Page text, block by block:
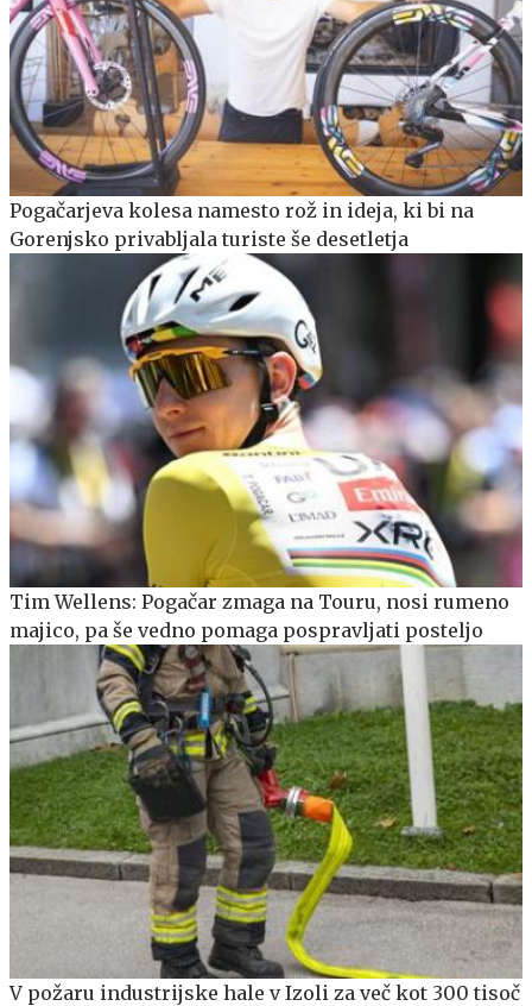
Pogačarjeva kolesa namesto rož in ideja, ki bi na
Gorenjsko privabljala turiste še desetletja
Tim Wellens: Pogačar zmaga na Touru, nosi rumeno
majico, pa še vedno pomaga pospravljati posteljo
V požaru industrijske hale v Izoli za več kot 300 tisoč